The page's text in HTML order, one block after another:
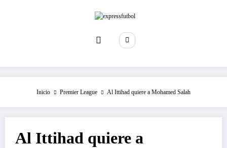
Inicio Premier League Al Ittihad quiere a Mohamed Salah
Al Ittihad quiere a